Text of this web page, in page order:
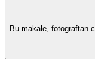
Bu makale, fotograftan